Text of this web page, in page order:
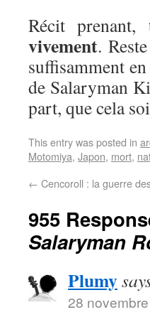
Récit
vivement.
suffisamment
de Salaryman
part, que cela
This entry was posted in
Motomiya, Japon, mort,
← Cencoroll : la guerre
955
Salaryman
Plumy
28